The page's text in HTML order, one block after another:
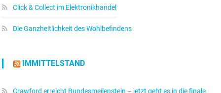
Click & Collect im Elektronikhandel
Die Ganzheitlichkeit des Wohlbefindens
IMMITTELSTAND
Crawford erreicht Bundesmeilenstein – jetzt geht es in die finale